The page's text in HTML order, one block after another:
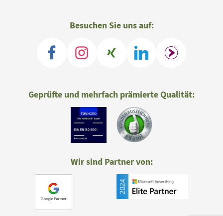
Besuchen Sie uns auf:
Geprüfte und mehrfach prämierte Qualität:
Wir sind Partner von: